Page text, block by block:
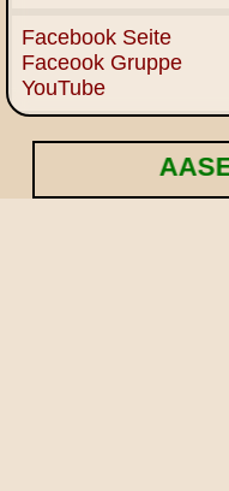
Facebook Seite
Faceook Gruppe
YouTube